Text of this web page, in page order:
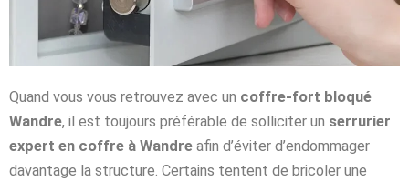
Quand vous vous retrouvez avec un coffre-fort bloqué
Wandre, il est toujours préférable de solliciter un serrurier
expert en coffre à Wandre afin d’éviter d’endommager
davantage la structure. Certains tentent de bricoler une